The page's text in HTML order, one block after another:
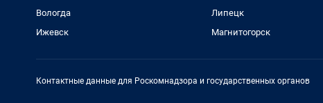
Вологда
Ижевск
Липецк
Магнитогорск
Контактные данные для Роскомнадзора и государственных органов